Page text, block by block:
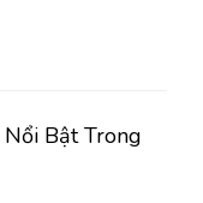
Nổi Bật Trong